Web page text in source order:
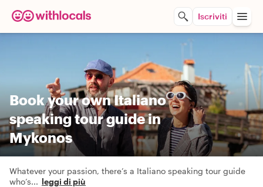
Iscriviti
Book your own Italiano
speaking tour guide in
Mykonos
Whatever your passion, there’s a Italiano speaking tour guide
who’s... leggi di più